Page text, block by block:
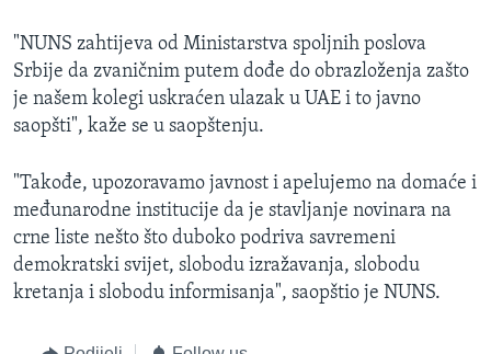
"NUNS zahtijeva od Ministarstva spoljnih poslova
Srbije da zvaničnim putem dođe do obrazloženja zašto
je našem kolegi uskraćen ulazak u UAE i to javno
saopšti", kaže se u saopštenju.
"Takođe, upozoravamo javnost i apelujemo na domaće i
međunarodne institucije da je stavljanje novinara na
crne liste nešto što duboko podriva savremeni
demokratski svijet, slobodu izražavanja, slobodu
kretanja i slobodu informisanja", saopštio je NUNS.